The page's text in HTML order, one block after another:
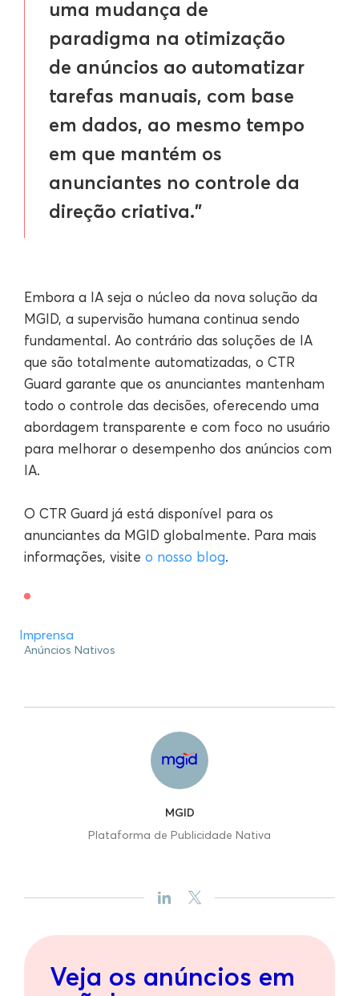
uma mudança de
paradigma na otimização
de anúncios ao automatizar
tarefas manuais, com base
em dados, ao mesmo tempo
em que mantém os
anunciantes no controle da
direção criativa."
Embora a IA seja o núcleo da nova solução da
MGID, a supervisão humana continua sendo
fundamental. Ao contrário das soluções de IA
que são totalmente automatizadas, o CTR
Guard garante que os anunciantes mantenham
todo o controle das decisões, oferecendo uma
abordagem transparente e com foco no usuário
para melhorar o desempenho dos anúncios com
IA.
O CTR Guard já está disponível para os
anunciantes da MGID globalmente. Para mais
informações, visite o nosso blog.
Imprensa
Anúncios Nativos
MGID
Plataforma de Publicidade Nativa
Veja os anúncios em